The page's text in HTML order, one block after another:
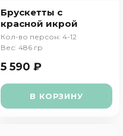
Брускетты с
красной икрой
Кол-во персон: 4-12
Вес: 486 гр
5 590 ₽
В КОРЗИНУ